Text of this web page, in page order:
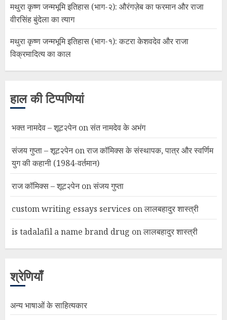
मथुरा कृष्ण जन्मभूमि इतिहास (भाग-२): औरंगज़ेब का फरमान और राजा
वीरसिंह बुंदेला का त्याग
मथुरा कृष्ण जन्मभूमि इतिहास (भाग-१): कटरा केशवदेव और राजा
विक्रमादित्य का काल
हाल की टिप्पणियां
भक्त नामदेव – शूट२पेनonसंत नामदेव के अभंग
संजय गुप्ता – शूट२पेनonराज कॉमिक्स के संस्थापक, पात्र और स्वर्णिम
युग की कहानी (1984-वर्तमान)
राज कॉमिक्स – शूट२पेनonसंजय गुप्ता
custom writing essays services onलालबहादुर शास्त्री
is tadalafil a name brand drug onलालबहादुर शास्त्री
श्रेणियाँ
अन्य भाषाओं के साहित्यकार